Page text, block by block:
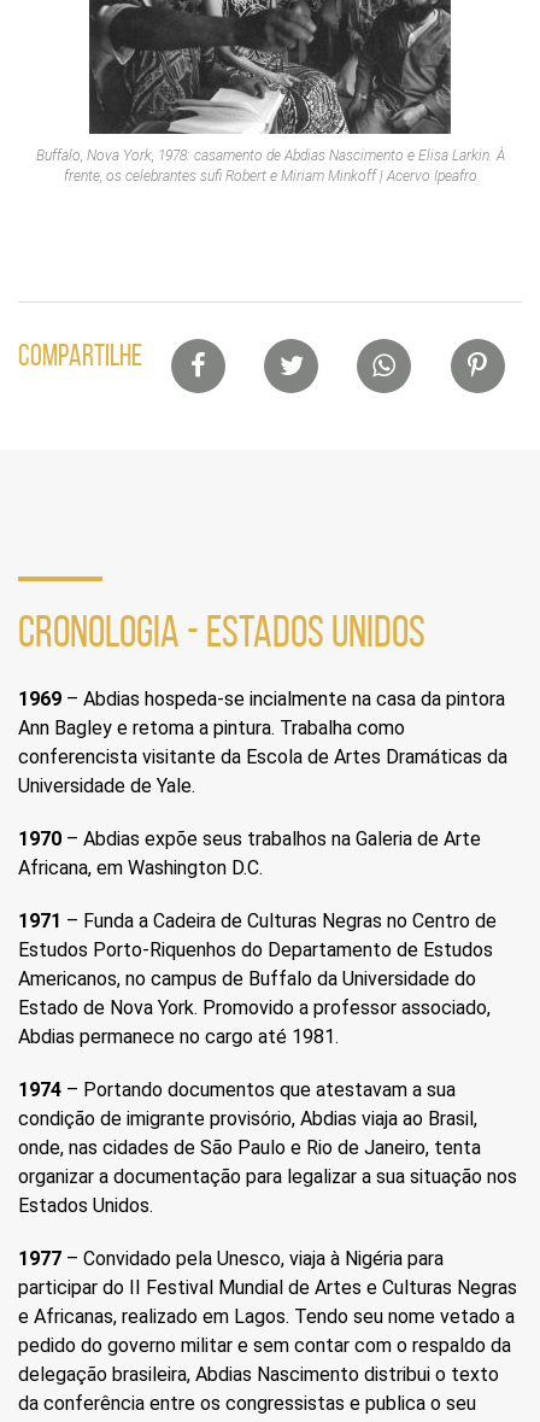
Buffalo, Nova York, 1978: casamento de Abdias Nascimento e Elisa Larkin. À
frente, os celebrantes sufi Robert e Miriam Minkoff | Acervo Ipeafro
COMPARTILHELista
CRONOLOGIA - ESTADOS UNIDOS
1969 – Abdias hospeda-se incialmente na casa da pintora
Ann Bagley e retoma a pintura. Trabalha como
conferencista visitante da Escola de Artes Dramáticas da
Universidade de Yale.
1970 – Abdias expõe seus trabalhos na Galeria de Arte
Africana, em Washington D.C.
1971 – Funda a Cadeira de Culturas Negras no Centro de
Estudos Porto-Riquenhos do Departamento de Estudos
Americanos, no campus de Buffalo da Universidade do
Estado de Nova York. Promovido a professor associado,
Abdias permanece no cargo até 1981.
1974 – Portando documentos que atestavam a sua
condição de imigrante provisório, Abdias viaja ao Brasil,
onde, nas cidades de São Paulo e Rio de Janeiro, tenta
organizar a documentação para legalizar a sua situação nos
Estados Unidos.
1977 – Convidado pela Unesco, viaja à Nigéria para
participar do II Festival Mundial de Artes e Culturas Negras
e Africanas, realizado em Lagos. Tendo seu nome vetado a
pedido do governo militar e sem contar com o respaldo da
delegação brasileira, Abdias Nascimento distribui o texto
da conferência entre os congressistas e publica o seu